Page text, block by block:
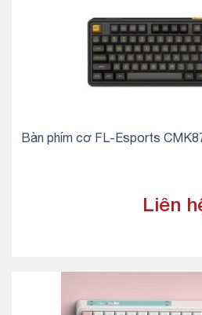
Bàn phím cơ FL-Esports
Liên